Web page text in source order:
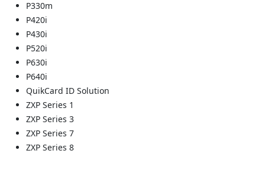
P330m
P420i
P430i
P520i
P630i
P640i
QuikCard ID Solution
ZXP Series 1
ZXP Series 3
ZXP Series 7
ZXP Series 8